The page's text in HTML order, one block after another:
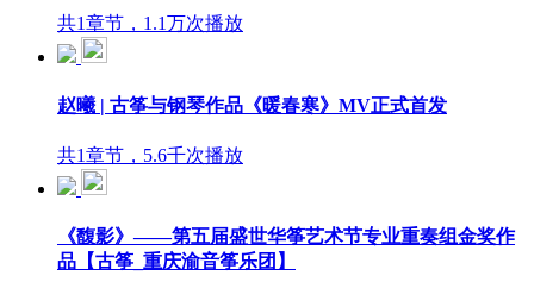
共1章节，1.1万次播放
赵曦 | 古筝与钢琴作品《暖春寒》MV正式首发
共1章节，5.6千次播放
《馥影》——第五届盛世华筝艺术节专业重奏组金奖作
品【古筝_重庆渝音筝乐团】